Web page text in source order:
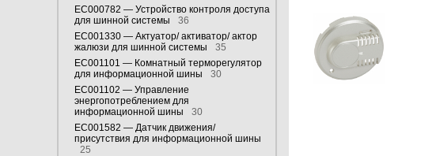
EC000782 — Устройство контроля доступа
для шинной системы
36
EC001330 — Актуатор/ активатор/ актор
жалюзи для шинной системы
35
EC001101 — Комнатный терморегулятор
для информационной шины
30
EC001102 — Управление
энергопотреблением для
информационной шины
30
EC001582 — Датчик движения/
присутствия для информационной шины
25